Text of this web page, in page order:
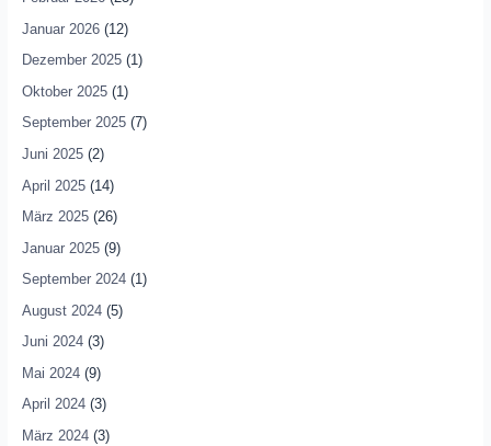
Januar 2026(12)
Dezember 2025(1)
Oktober 2025(1)
September 2025(7)
Juni 2025(2)
April 2025(14)
März 2025(26)
Januar 2025(9)
September 2024(1)
August 2024(5)
Juni 2024(3)
Mai 2024(9)
April 2024(3)
März 2024(3)